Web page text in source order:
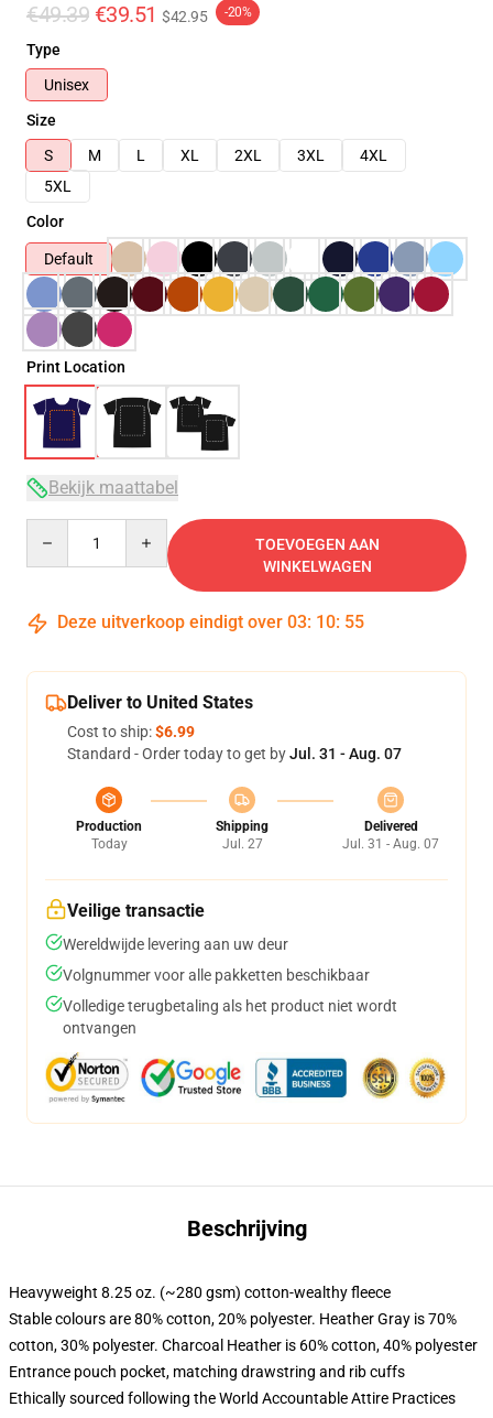
€49.39 €39.51 $42.95 -20%
Type
Unisex
Size
S
M L XL 2XL 3XL
4XL
5XL
Color
Default
Print Location
Bekijk maattabel
TOEVOEGEN AAN
WINKELWAGEN
Deze uitverkoop eindigt over 03: 10: 54
Deliver to United States
Cost to ship:$6.99
Standard - Order today to get byJul. 31 - Aug. 07
Production
Today
Shipping
Jul. 27
Delivered
Jul. 31 - Aug. 07
Veilige transactie
Wereldwijde levering aan uw deur
Volgnummer voor alle pakketten beschikbaar
Volledige terugbetaling als het product niet wordt
ontvangen
Beschrijving
Heavyweight 8.25 oz. (~280 gsm) cotton-wealthy fleece
Stable colours are 80% cotton, 20% polyester. Heather Gray is 70%
cotton, 30% polyester. Charcoal Heather is 60% cotton, 40% polyester
Entrance pouch pocket, matching drawstring and rib cuffs
Ethically sourced following the World Accountable Attire Practices